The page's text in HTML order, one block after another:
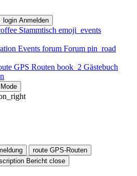
login Anmelden
Stammtisch emoji_events
Events forum Forum pin_road
GPS Routen book_2 Gästebuch
route GPS-Routen
Bericht close